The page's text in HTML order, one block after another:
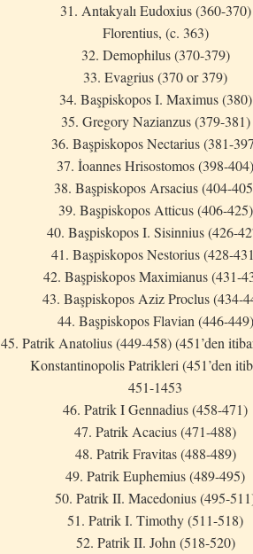
31. Antakyalı Eudoxius (360-370)
Florentius, (c. 363)
32. Demophilus (370-379)
33. Evagrius (370 or 379)
34. Başpiskopos I. Maximus (380)
35. Gregory Nazianzus (379-381)
36. Başpiskopos Nectarius (381-
37. İoannes Hrisostomos (398-404)
38. Başpiskopos Arsacius (404-
39. Başpiskopos Atticus (406-425)
40. Başpiskopos I. Sisinnius (426-
41. Başpiskopos Nestorius (428-
42. Başpiskopos Maximianus (431-
43. Başpiskopos Aziz Proclus (434-
44. Başpiskopos Flavian (446-449)
45. Patrik Anatolius (449-458) (451’den
Konstantinopolis Patrikleri (451’den
451-1453
46. Patrik I Gennadius (458-471)
47. Patrik Acacius (471-488)
48. Patrik Fravitas (488-489)
49. Patrik Euphemius (489-495)
50. Patrik II. Macedonius (495-
51. Patrik I. Timothy (511-518)
52. Patrik II. John (518-520)